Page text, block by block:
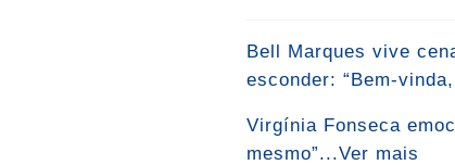
Bell Marques vive
esconder: “Bem-
Virgínia Fonseca
mesmo”...Ver mais